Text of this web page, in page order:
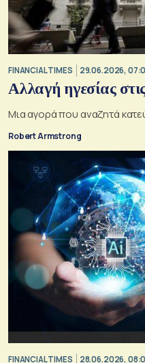
FINANCIAL TIMES 29.06.2026,
Αλλαγή ηγεσίας
Μια αγορά που αναζητά
Robert Armstrong
FINANCIAL TIMES 28.06.2026,